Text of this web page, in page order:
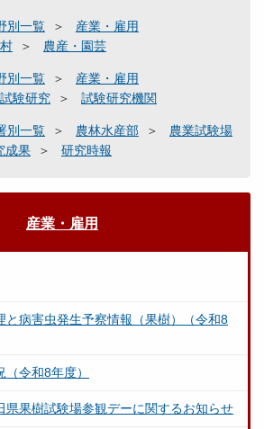
別一覧
産業・雇用
農産・園芸
別一覧
産業・雇用
験研究
試験研究機関
別一覧 農林水産部
農業試験場
成果
研究時報
産業・雇用
と病害虫発生予察情報（果樹）（令和8
令和8年度）
県果樹試験場参観デーに関するお知らせ